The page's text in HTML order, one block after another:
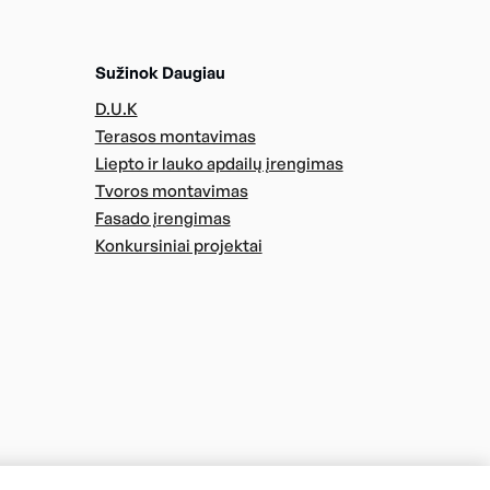
Sužinok Daugiau
D.U.K
Terasos montavimas
Liepto ir lauko apdailų įrengimas
Tvoros montavimas
Fasado įrengimas
Konkursiniai projektai